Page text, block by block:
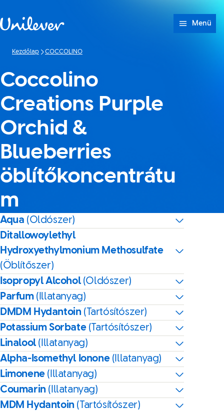
Menü
Kezdőlap COCCOLINO
Coccolino
Creations Purple
Orchid &
Blueberries
öblítőkoncentrátu
m
Aqua (Oldószer)
Ditallowoylethyl
Hydroxyethylmonium Methosulfate
(Öblítőszer)
Isopropyl Alcohol(Oldószer)
Parfum (Illatanyag)
DMDM Hydantoin (Tartósítószer)
Potassium Sorbate (Tartósítószer)
Linalool(Illatanyag)
Alpha-Isomethyl Ionone (Illatanyag)
Limonene (Illatanyag)
Coumarin (Illatanyag)
MDM Hydantoin (Tartósítószer)